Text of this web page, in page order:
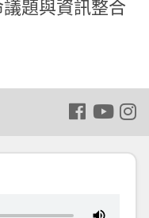
題與資訊整合